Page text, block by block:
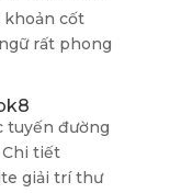
cốt
rất phong
giải trí thư